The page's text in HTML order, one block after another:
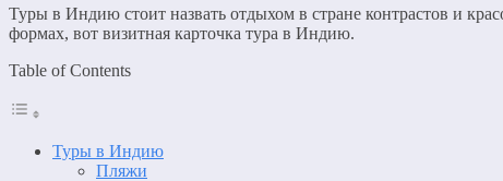
Туры в Индию стоит назвать отдыхом в стране контрастов и
формах, вот визитная карточка тура в Индию.
Table of Contents
Туры в Индию
Пляжи